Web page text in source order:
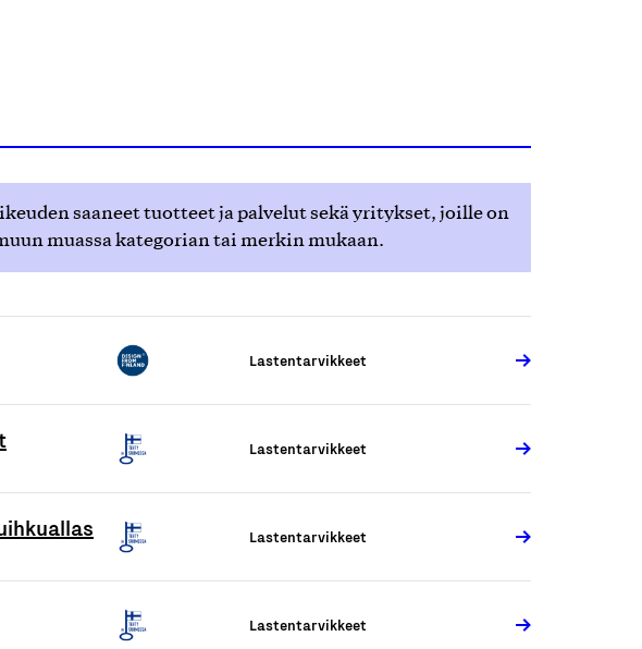
saaneet tuotteet ja palvelut sekä yritykset, joille on
muassa kategorian tai merkin mukaan.
Lastentarvikkeet
Lastentarvikkeet
Lastentarvikkeet
Lastentarvikkeet